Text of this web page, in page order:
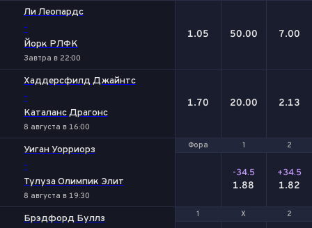
Ли Леопардс
-
Йорк РЛФК
Завтра в 22:00
1.05 50.00 7.00
Хаддерсфилд Джайнтс
-
Каталанс Драгонс
8 августа в 16:00
1.70 20.00 2.13
Фора 1 2
Уиган Уорриорз
-
Тулуза Олимпик Элит
8 августа в 19:30
Фора 1 2
-34.5
1.88
+34.5
1.82
1 Х 2
Брэдфорд Буллз 1 Х 2